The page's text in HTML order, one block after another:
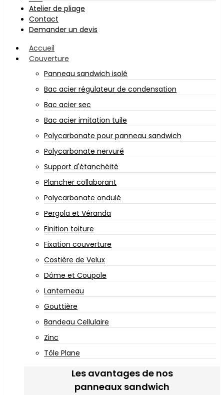
Atelier de pliage
Contact
Demander un devis
Accueil
Couverture
Panneau sandwich isolé
Bac acier régulateur de condensation
Bac acier sec
Bac acier imitation tuile
Polycarbonate pour panneau sandwich
Polycarbonate nervuré
Support d'étanchéité
Plancher collaborant
Polycarbonate ondulé
Pergola et Véranda
Finition toiture
Fixation couverture
Costière de Velux
Dôme et Coupole
Lanterneau
Gouttière
Bandeau Cellulaire
Zinc
Tôle Plane
Les avantages de nos
panneaux sandwich